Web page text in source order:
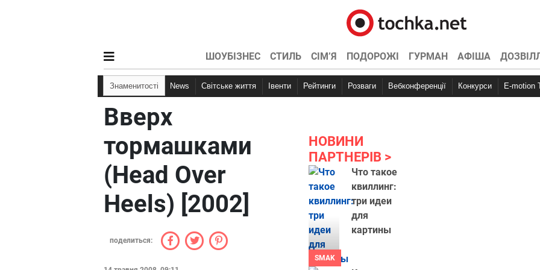
ШОУБІЗНЕС СТИЛЬ СІМ’Я ПОДОРОЖІ ГУРМАН АФІША
Знаменитості News Світське життя Івенти Рейтинги Розваги Вебконференції Конкурси E-motion
Вверх
тормашками
(Head Over
Heels) [2002]
поделиться:
НОВИНИ
ПАРТНЕРІВ
SMAK
Что такое
квиллинг:
три идеи
для
картины